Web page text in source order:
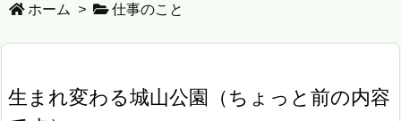
ホーム > 仕事のこと
生まれ変わる城山公園（ちょっと前の内容